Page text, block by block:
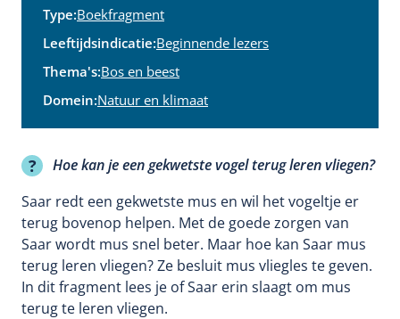
Type:Boekfragment
Leeftijdsindicatie:Beginnende lezers
Thema's:Bos en beest
Domein:Natuur en klimaat
Hoe kan je een gekwetste vogel terug leren vliegen?
Saar redt een gekwetste mus en wil het vogeltje er
terug bovenop helpen. Met de goede zorgen van
Saar wordt mus snel beter. Maar hoe kan Saar mus
terug leren vliegen? Ze besluit mus vliegles te geven.
In dit fragment lees je of Saar erin slaagt om mus
terug te leren vliegen.